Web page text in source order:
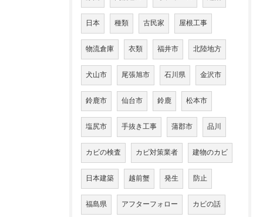
日本 種類 古民家 屋根工事
物流倉庫 衣類 福井市 北陸地方
犬山市 尾張旭市 石川県 金沢市
鈴鹿市 仙台市 鈴鹿 松本市
塩尻市 手抜き工事 蒲郡市 品川
カビの検査 カビ対策業者 建物のカビ
日本建築 越前蟹 発生 防止
福島県 アフターフォロー カビの話